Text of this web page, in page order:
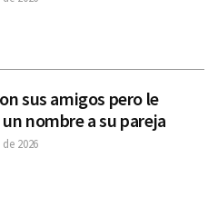
sus amigos pero le
nombre a su pareja
2026